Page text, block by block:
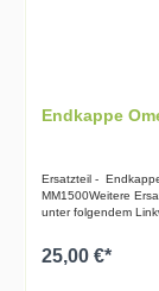
Endkappe
Ersatzteil -
MM1500Weitere
unter folgendem
25,00 €*